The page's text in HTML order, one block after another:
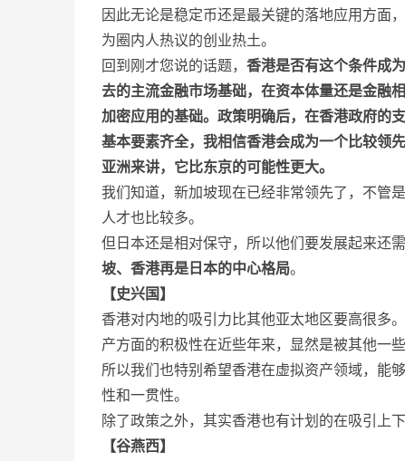
因此无论是稳定币还是最关键的落地应用方面
为圈内人热议的创业热土。
回到刚才您说的话题， 香港是否有这个条件成
去的主流金融市场基础，在资本体量还是金融
加密应用的基础。政策明确后，在香港政府的
基本要素齐全，我相信香港会成为一个比较领
亚洲来讲，它比东京的可能性更大。
我们知道，新加坡现在已经非常领先了，不管
人才也比较多。
但日本还是相对保守，所以他们要发展起来还
坡、香港再是日本的中心格局。
【史兴国】
香港对内地的吸引力比其他亚太地区要高很多
产方面的积极性在近些年来，显然是被其他一些
所以我们也特别希望香港在虚拟资产领域，能
性和一贯性。
除了政策之外，其实香港也有计划的在吸引上
【谷燕西】